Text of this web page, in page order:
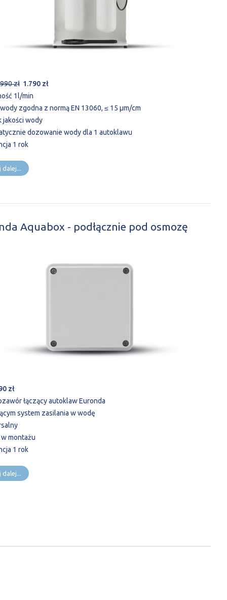
zł 1.790 zł
1l/min
zgodna z normą EN 13060, ≤ 15 µm/cm
jakości wody
dozowanie wody dla 1 autoklawu
1 rok
dalej...
Aquabox - podłącznie pod osmozę
zł
łączący autoklaw Euronda
system zasilania w wodę
montażu
1 rok
dalej...